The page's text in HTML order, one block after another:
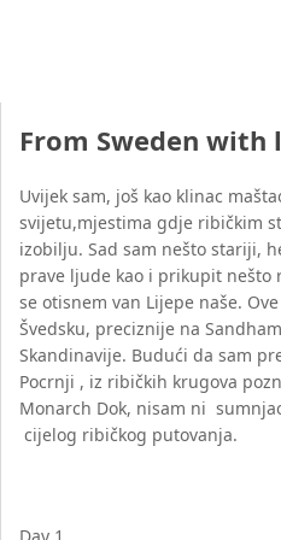
From Sweden with
Uvijek sam, još kao klinac
svijetu,mjestima gdje ribičkim
izobilju. Sad sam nešto stariji,
prave ljude kao i prikupit nešto
se otisnem van Lijepe naše.
Švedsku, preciznije na
Skandinavije. Budući da sam
Pocrnji , iz ribičkih krugova
Monarch Dok, nisam ni
cijelog ribičkog putovanja.